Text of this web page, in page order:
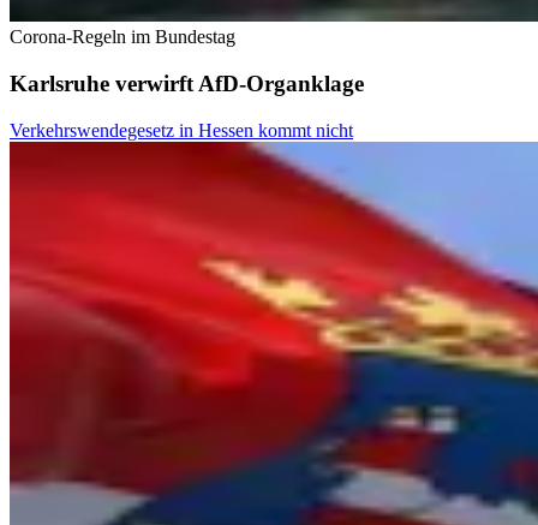
Corona-Regeln im Bundestag
Karlsruhe verwirft AfD-Organklage
Verkehrswendegesetz in Hessen kommt nicht